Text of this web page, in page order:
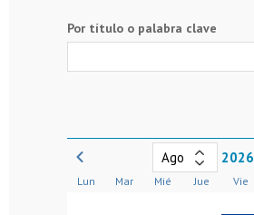
Por título o palabra clave
2026
Lun Mar Mié Jue Vie